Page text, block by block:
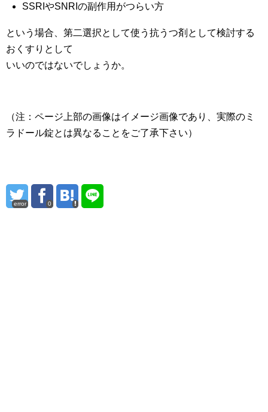
SSRIやSNRIの副作用がつらい方
という場合、第二選択として使う抗うつ剤として検討する
おくすりとして
いいのではないでしょうか。
（注：ページ上部の画像はイメージ画像であり、実際のミ
ラドール錠とは異なることをご了承下さい）
error 0